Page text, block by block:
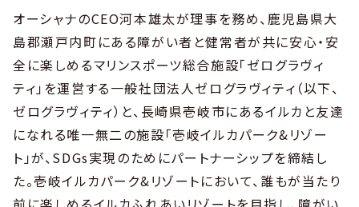
オーシャナのCEO河本雄太が理事を務め、鹿児島県大
島郡瀬戸内町にある障がい者と健常者が共に安心・安
全に楽しめるマリンスポーツ総合施設「ゼログラヴィ
ティ」を運営する一般社団法人ゼログラヴィティ（以下、
ゼログラヴィティ）と、長崎県壱岐市にあるイルカと友達
になれる唯一無二の施設「壱岐イルカパーク&リゾー
ト」が、SDGs実現のためにパートナーシップを締結し
た。壱岐イルカパーク&リゾートにおいて、誰もが当たり